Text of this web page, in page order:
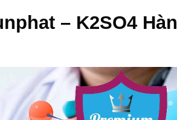
– K2SO4 Hàn